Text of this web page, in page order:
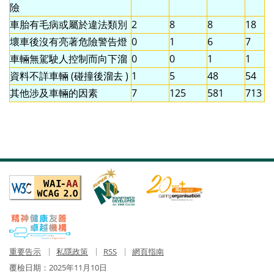
險
車胎有毛病或屬於違法類別 2 8 8
18
壞車後沒有亮著危險警告燈 0 1 6
7
車輛無駕駛人控制而向下溜 0 0 1
1
資料不詳車輛 (碰撞後溜去 ) 1 5 48
54
其他涉及車輛的因素
7 125 581 713
重要告示 私隱政策 RSS
網頁指南
覆檢日期： 2025年11月10日